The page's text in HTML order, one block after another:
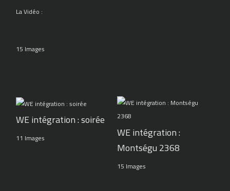
La Vidéo :
15 Images
WE intégration : soirée
11 Images
WE intégration :
Montségu 2368
15 Images